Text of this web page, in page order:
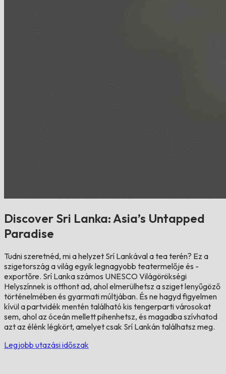
Discover Sri Lanka: Asia’s Untapped
Paradise
Tudni szeretnéd, mi a helyzet Srí Lankával a tea terén? Ez a
szigetország a világ egyik legnagyobb teatermelője és -
exportőre. Srí Lanka számos UNESCO Világörökségi
Helyszínnek is otthont ad, ahol elmerülhetsz a sziget lenyűgöző
történelmében és gyarmati múltjában. És ne hagyd figyelmen
kívül a partvidék mentén található kis tengerparti városokat
sem, ahol az óceán mellett pihenhetsz, és magadba szívhatod
azt az élénk légkört, amelyet csak Srí Lankán találhatsz meg.
Legjobb utazási időszak